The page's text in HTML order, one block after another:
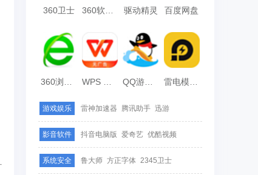
360卫士 360软件管家 驱动精灵 百度网盘
雷电模拟器
游戏娱乐 雷神加速器 腾讯助手 迅游
影音软件 抖音电脑版 爱奇艺 优酷视频
系统安全 鲁大师 方正字体 2345卫士